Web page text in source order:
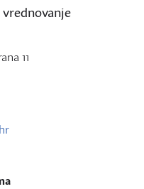
11